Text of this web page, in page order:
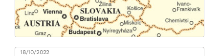
18/10/2022